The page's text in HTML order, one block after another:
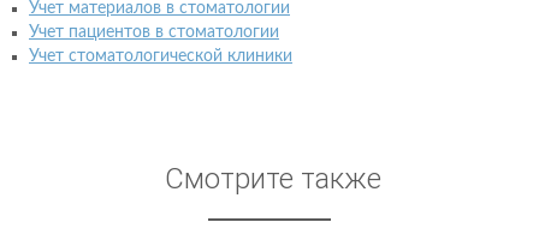
Учет материалов в стоматологии
Учет пациентов в стоматологии
Учет стоматологической клиники
Смотрите также